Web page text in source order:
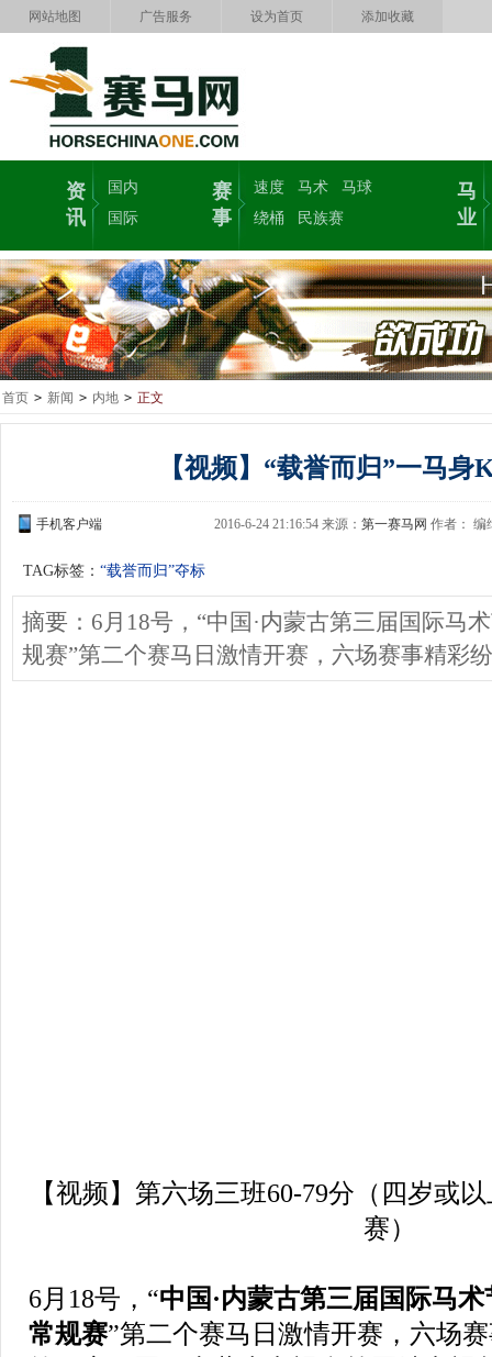
网站地图 广告服务 设为首页 添加收藏
资
讯
国内
国际
赛
事
速度 马术
马球
绕桶
民族赛
马
业
首页 > 新闻 > 内地 > 正文
【视频】“载誉而归”一马身
手机客户端 2016-6-24 21:16:54 来源： 第一赛马网 作者： 编
TAG标签： “载誉而归”夺标
摘要：6月18号，“中国·内蒙古第三届国际马
规赛”第二个赛马日激情开赛，六场赛事精彩
【视频】第六场三班60-79分（四岁或
赛）
6月18号，“中国·内蒙古第三届国际马
常规赛”第二个赛马日激情开赛，六场